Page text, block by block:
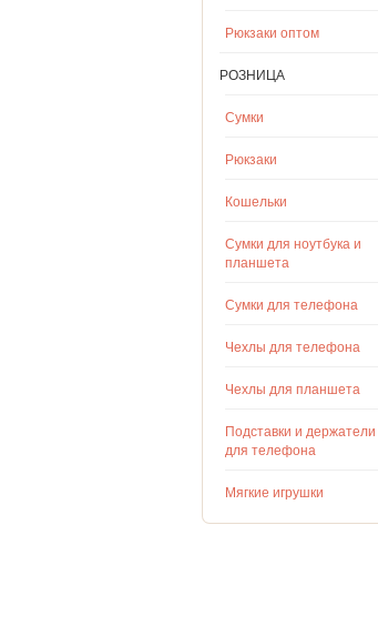
Рюкзаки оптом
РОЗНИЦА
Сумки
Рюкзаки
Кошельки
Сумки для ноутбука и
планшета
Сумки для телефона
Чехлы для телефона
Чехлы для планшета
Подставки и держатели
для телефона
Мягкие игрушки